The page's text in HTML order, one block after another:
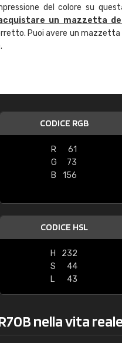
del colore su
un mazzetta
Puoi avere un mazzetta
CODICE RGB
R
61
G
73
B
156
CODICE HSL
H
232
S
44
L
43
nella vita reale